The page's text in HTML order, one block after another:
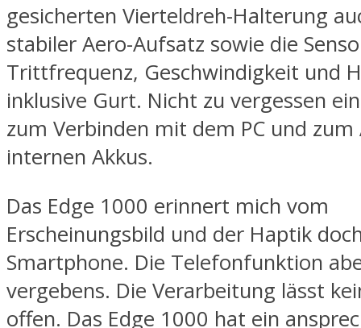
gesicherten Vierteldreh-Halterung
stabiler Aero-Aufsatz sowie die
Trittfrequenz, Geschwindigkeit und
inklusive Gurt. Nicht zu vergessen
zum Verbinden mit dem PC und zum
internen Akkus.
Das Edge 1000 erinnert mich vom
Erscheinungsbild und der Haptik
Smartphone. Die Telefonfunktion
vergebens. Die Verarbeitung lässt
offen. Das Edge 1000 hat ein